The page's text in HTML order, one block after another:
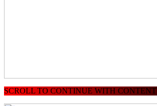
SCROLL TO CONTINUE WITH CONTENT